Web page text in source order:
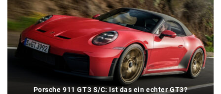
Porsche 911 GT3 S/C: Ist das ein echter GT3?